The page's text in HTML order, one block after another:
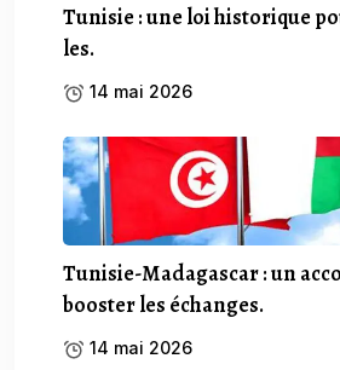
Tunisie : une loi historique
les.
14 mai 2026
Tunisie-Madagascar : un
booster les échanges.
14 mai 2026